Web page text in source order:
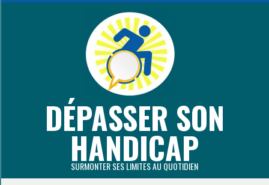
DÉPASSER SON
HANDICAP
SURMONTER SES LIMITES AU QUOTIDIEN